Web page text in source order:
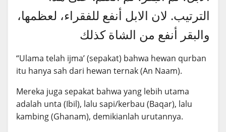
الترتيب. لان الابل أنفع للفقراء، لعظمها،
والبقر أنفع من الشاة كذلك
“Ulama telah ijma’ (sepakat) bahwa hewan qurban
itu hanya sah dari hewan ternak (An Naam).
Mereka juga sepakat bahwa yang lebih utama
adalah unta (Ibil), lalu sapi/kerbau (Baqar), lalu
kambing (Ghanam), demikianlah urutannya.